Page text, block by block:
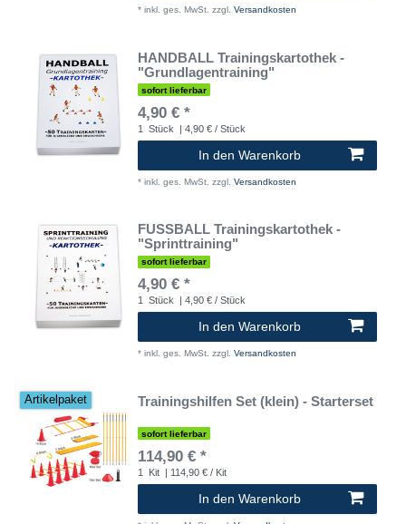
* inkl. ges. MwSt. zzgl. Versandkosten
HANDBALL Trainingskartothek -
"Grundlagentraining"
sofort lieferbar
4,90 € *
1 Stück | 4,90 € / Stück
In den Warenkorb
* inkl. ges. MwSt. zzgl. Versandkosten
FUSSBALL Trainingskartothek -
"Sprinttraining"
sofort lieferbar
4,90 € *
1 Stück | 4,90 € / Stück
In den Warenkorb
* inkl. ges. MwSt. zzgl. Versandkosten
Artikelpaket Trainingshilfen Set (klein) - Starterset
sofort lieferbar
114,90 € *
1 Kit | 114,90 € / Kit
In den Warenkorb